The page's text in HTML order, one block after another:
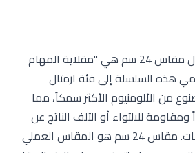
تُعتبر مقلاية تيفال ارمتال مقاس 24 سم هي "مقلاية المهام
هذه السلسلة إلى فئة ارمتال
من الألومنيوم الأكثر سمكاً، مما
للالتواء أو التلف الناتج عن
الحرارة العالية أو الصدمات. مقاس 24 سم هو المقاس العملي